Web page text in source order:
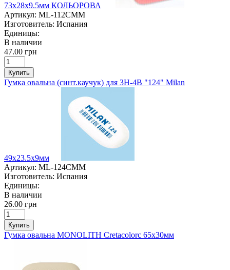
73х28х9.5мм КОЛЬОРОВА
Артикул: ML-112CMM
Изготовитель: Испания
Единицы:
В наличии
47.00 грн
Купить
Гумка овальна (синт.каучук) для 3Н-4В "124" Milan
49х23.5х9мм
Артикул: ML-124CMM
Изготовитель: Испания
Единицы:
В наличии
26.00 грн
Купить
Гумка овальна MONOLITH Cretacolorс 65х30мм